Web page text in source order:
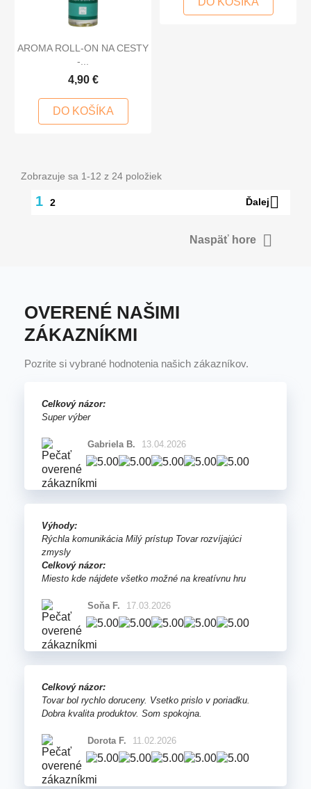
AROMA ROLL-ON NA CESTY
-...
4,90 €
DO KOŠÍKA
Zobrazuje sa 1-12 z 24 položiek
1 2 Ďalej
Naspäť hore 
OVERENÉ NAŠIMI
ZÁKAZNÍKMI
Pozrite si vybrané hodnotenia našich zákazníkov.
Celkový názor:
Super výber
Gabriela B. 13.04.2026
Výhody:
Rýchla komunikácia Milý prístup Tovar rozvíjajúci
zmysly
Celkový názor:
Miesto kde nájdete všetko možné na kreatívnu hru
Soňa F. 17.03.2026
Celkový názor:
Tovar bol rychlo doruceny. Vsetko prislo v poriadku.
Dobra kvalita produktov. Som spokojna.
Dorota F. 11.02.2026